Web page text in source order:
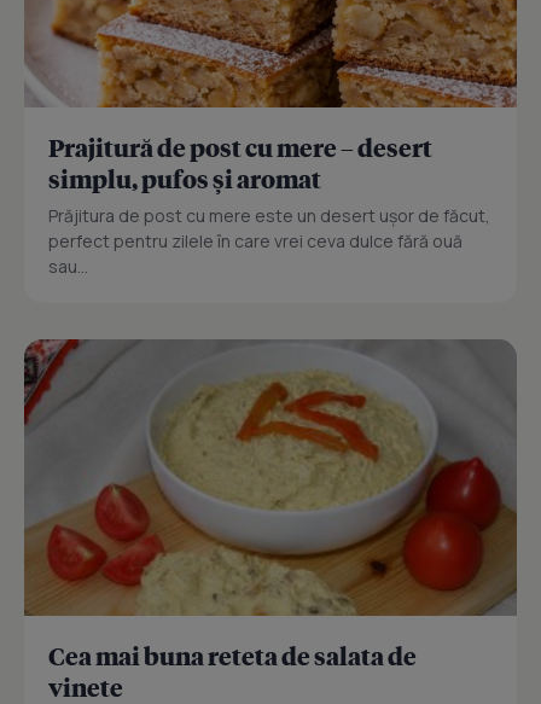
Prajitură de post cu mere – desert
simplu, pufos și aromat
Prăjitura de post cu mere este un desert ușor de făcut,
perfect pentru zilele în care vrei ceva dulce fără ouă
sau...
Cea mai buna reteta de salata de
vinete